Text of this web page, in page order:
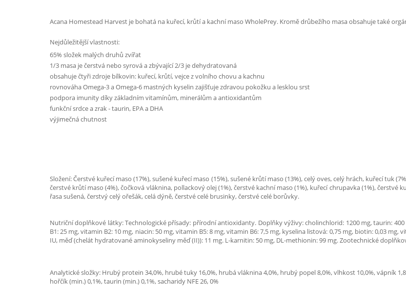
Acana Homestead Harvest je bohatá na kuřecí, krůtí a kachní maso WholePrey. Kromě drůbežího masa obsahuje také
Nejdůležitější vlastnosti:
65% složek malých druhů zvířat
1/3 masa je čerstvá nebo syrová a zbývající 2/3 je dehydratovaná
obsahuje čtyři zdroje bílkovin: kuřecí, krůtí, vejce z volního chovu a kachnu
rovnováha Omega-3 a Omega-6 mastných kyselin zajišťuje zdravou pokožku a lesklou srst
podpora imunity díky základním vitamínům, minerálům a antioxidantům
funkční srdce a zrak - taurin, EPA a DHA
výjimečná chutnost
Složení: Čerstvé kuřecí maso (17%), sušené kuřecí maso (15%), sušené krůtí maso (13%), celý oves, celý hrách, kuřecí tuk
čerstvé krůtí maso (4%), čočková vláknina, pollackový olej (1%), čerstvé kachní maso (1%), kuřecí chrupavka (1%), čerstvé
řasa sušená, čerstvý celý ořešák, celá dýně, čerstvé celé brusinky, čerstvé celé borůvky.
Nutriční doplňkové látky: Technologické přísady: přírodní antioxidanty. Doplňky výživy: cholinchlorid: 1200 mg, taurin:
B1: 25 mg, vitamin B2: 10 mg, niacin: 50 mg, vitamin B5: 8 mg, vitamin B6: 7,5 mg, kyselina listová: 0,75 mg, biotin: 0,03 mg,
IU, měď (chelát hydratované aminokyseliny měď (II)): 11 mg. L-karnitin: 50 mg, DL-methionin: 99 mg. Zootechnické
Analytické složky: Hrubý protein 34,0%, hrubé tuky 16,0%, hrubá vláknina 4,0%, hrubý popel 8,0%, vlhkost 10,0%, vápník
hořčík (min.) 0,1%, taurin (min.) 0,1%, sacharidy NFE 26, 0%